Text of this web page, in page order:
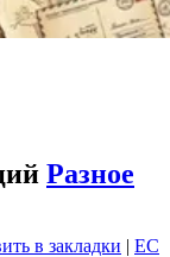
Разное
в закладки | EC